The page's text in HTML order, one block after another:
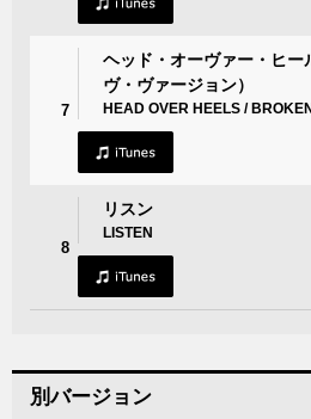
7
ヘッド・オーヴァー・ヒー
ヴ・ヴァージョン）
HEAD OVER HEELS /
8
リスン
LISTEN
別バージョン